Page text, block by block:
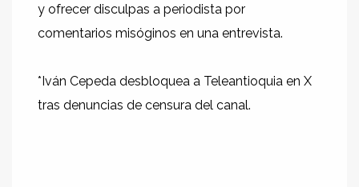
y ofrecer disculpas a periodista por
comentarios misóginos en una entrevista.
*Iván Cepeda desbloquea a Teleantioquia en X
tras denuncias de censura del canal.